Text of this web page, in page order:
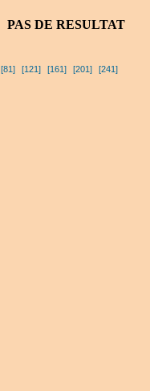
PAS DE RESULTAT
[81] [121] [161] [201] [241]